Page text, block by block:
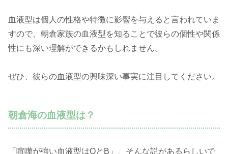
血液型は個人の性格や特徴に影響を与えると言われていま
すので、朝倉家族の血液型を知ることで彼らの個性や関係
性にも深い理解ができるかもしれません。
ぜひ、彼らの血液型の興味深い事実に注目してください。
朝倉海の血液型は？
「喧嘩が強い血液型はOとB」、そんな説があるらしいで